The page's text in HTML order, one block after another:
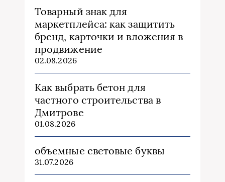
Товарный знак для
маркетплейса: как защитить
бренд, карточки и вложения в
продвижение
02.08.2026
Как выбрать бетон для
частного строительства в
Дмитрове
01.08.2026
объемные световые буквы
31.07.2026